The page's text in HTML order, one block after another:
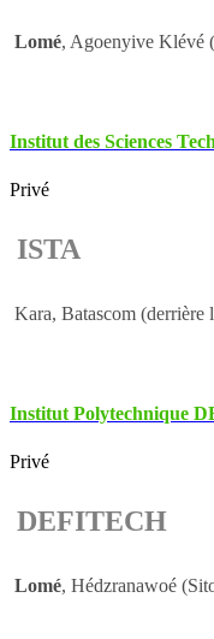
Lomé, Agoenyive Klévé
Institut des Sciences
Privé
ISTA
Kara, Batascom (derrière
Institut Polytechnique
Privé
DEFITECH
Lomé, Hédzranawoé